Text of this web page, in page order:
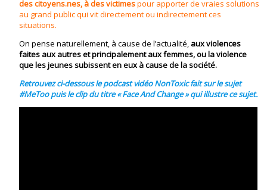
des citoyens.nes, à des victimespour apporter de vraies solutions
au grand public qui vit directement ou indirectement ces
situations.
On pense naturellement, à cause de l’actualité, aux violences
faites aux autres et principalement aux femmes, ou la violence
que les jeunes subissent en eux à cause de la société.
Retrouvez ci-dessous le podcast vidéo NonToxic fait sur le sujet
#MeToo puis le clip du titre « Face And Change » qui illustre ce sujet.